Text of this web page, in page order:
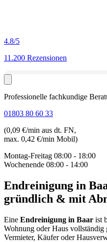
4.8/5
11.200 Rezensionen
Professionelle fachkundige
01803 80 60 33
(0,09 €/min aus dt. FN,
max. 0,42 €/min Mobil)
Montag-Freitag 08:00 - 18:00
Wochenende 08:00 - 14:00
Endreinigung in
gründlich & mit
Eine Endreinigung in Baar ist
Wohnung oder Haus vollständig
Vermieter, Käufer oder